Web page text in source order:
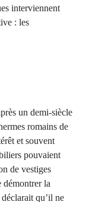
interviennent
: les
un demi-siècle
romains de
et souvent
pouvaient
de vestiges
démontrer la
qu’il ne